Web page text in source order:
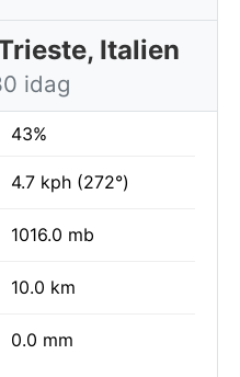
Italien
idag
43%
4.7 kph (272°)
1016.0 mb
10.0 km
0.0 mm